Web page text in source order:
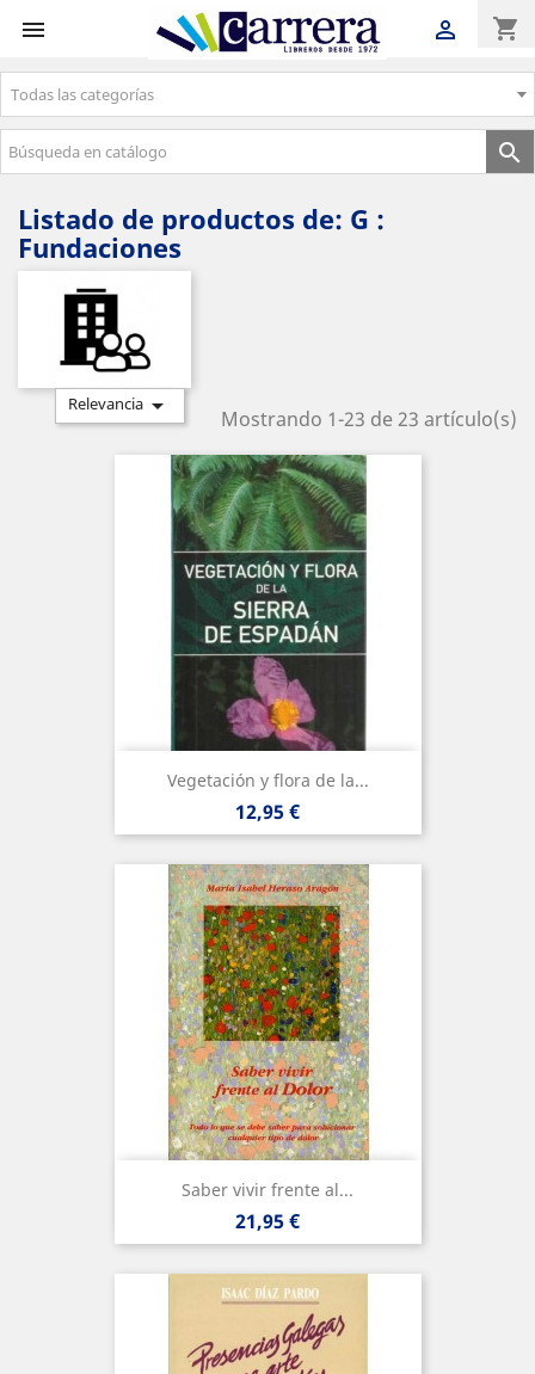
 shopping_cart

Envíos gratuitos a partir de 50€
Todas las categorías

Listado de productos de: G :
Fundaciones
Relevancia  Mostrando 1-23 de 23 artículo(s)
Vegetación y flora de la...
Precio
12,95 €
Saber vivir frente al...
Precio
21,95 €